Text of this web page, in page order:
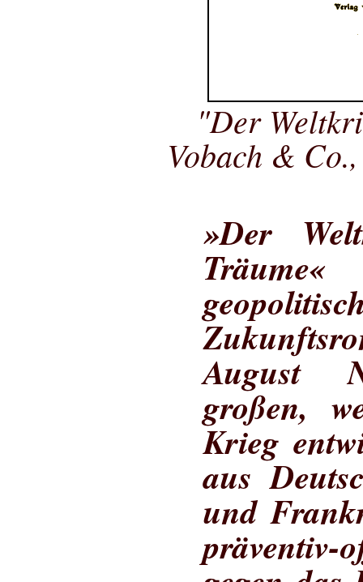
"Der
Vobach &
»Der
August
großen,
Krieg
aus
und
präventiv-